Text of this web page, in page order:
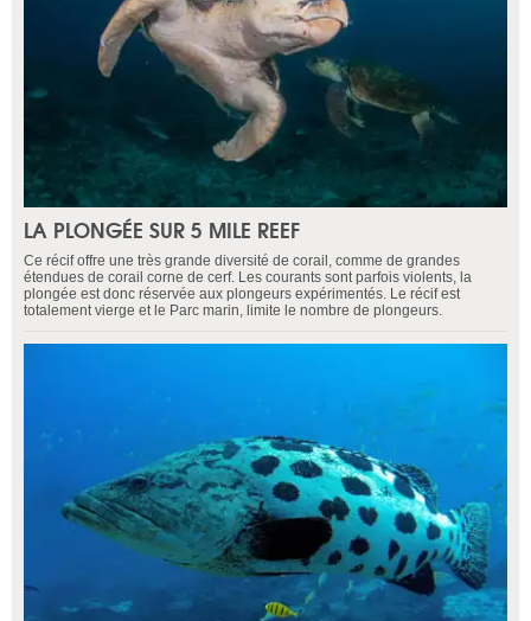
LA PLONGÉE SUR 5 MILE REEF
Ce récif offre une très grande diversité de corail, comme de grandes
étendues de corail corne de cerf. Les courants sont parfois violents, la
plongée est donc réservée aux plongeurs expérimentés. Le récif est
totalement vierge et le Parc marin, limite le nombre de plongeurs.